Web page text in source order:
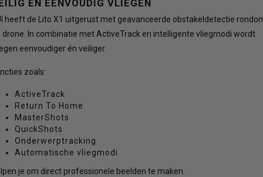
EN EENVOUDIG VLIEGEN
heeft de Lito X1 uitgerust met geavanceerde obstakeldetectie
drone. In combinatie met ActiveTrack en intelligente vliegmodi wordt
eenvoudiger én veiliger.
zoals:
ActiveTrack
Return To Home
MasterShots
QuickShots
Onderwerptracking
Automatische vliegmodi
je om direct professionele beelden te maken.